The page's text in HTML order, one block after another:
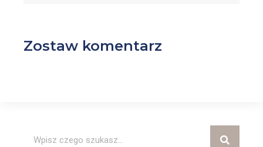
Zostaw komentarz